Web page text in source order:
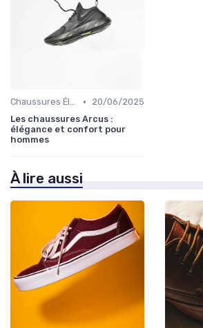
Chaussures Élégantes et de Cérémonie •
20/06/2025
Les chaussures Arcus :
élégance et confort pour
hommes
À lire aussi